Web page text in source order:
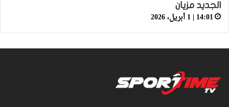
الجديد مزيان
14:01 | 1 أبريل، 2026